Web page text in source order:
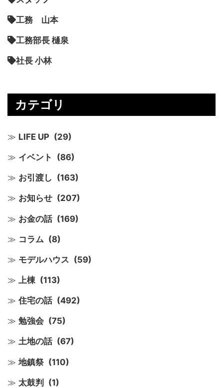
工務 山本
工務部長 樋泉
社長 小林
カテゴリ
LIFE UP (29)
イベント (86)
お引渡し (163)
お知らせ (207)
お金の話 (169)
コラム (8)
モデルハウス (59)
上棟 (113)
住宅の話 (492)
勉強会 (75)
土地の話 (67)
地鎮祭 (110)
太鼓判 (1)